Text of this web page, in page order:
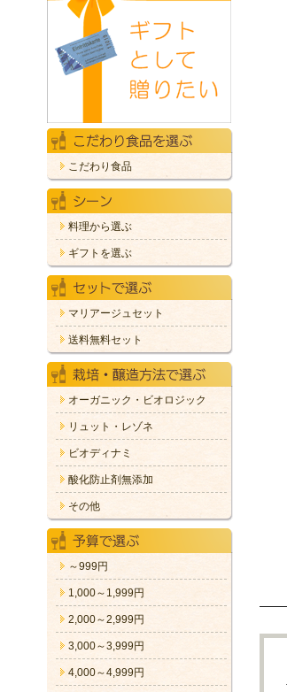
こだわり食品
料理から選ぶ
ギフトを選ぶ
マリアージュセット
送料無料セット
オーガニック・ビオロジック
リュット・レゾネ
ビオディナミ
酸化防止剤無添加
その他
～999円
1,000～1,999円
2,000～2,999円
3,000～3,999円
4,000～4,999円